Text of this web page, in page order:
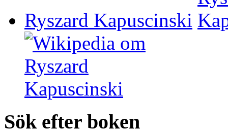
Ryszard Kapuscinski
Sök efter boken